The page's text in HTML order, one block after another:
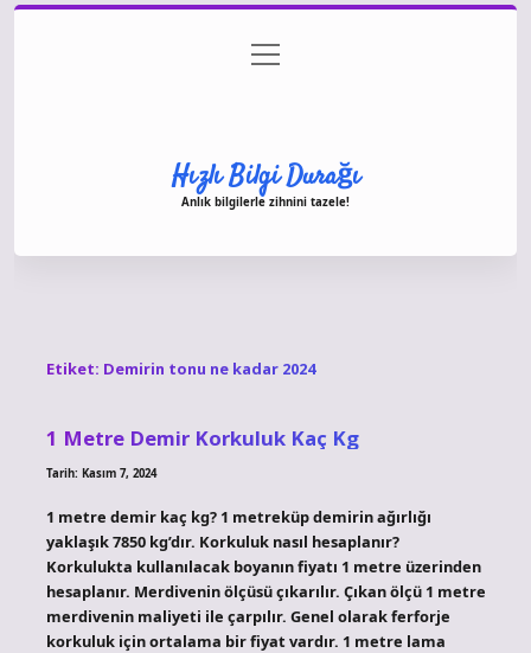
Gizlilik Politikası
menüyü
aç
Hızlı Bilgi Durağı
Anlık bilgilerle zihnini tazele!
Etiket: Demirin tonu ne kadar 2024
1 Metre Demir Korkuluk Kaç Kg
Tarih: Kasım 7, 2024
1 metre demir kaç kg? 1 metreküp demirin ağırlığı
yaklaşık 7850 kg’dır. Korkuluk nasıl hesaplanır?
Korkulukta kullanılacak boyanın fiyatı 1 metre üzerinden
hesaplanır. Merdivenin ölçüsü çıkarılır. Çıkan ölçü 1 metre
merdivenin maliyeti ile çarpılır. Genel olarak ferforje
korkuluk için ortalama bir fiyat vardır. 1 metre lama